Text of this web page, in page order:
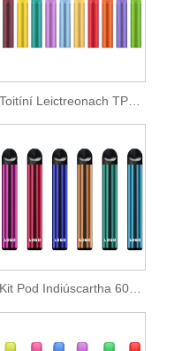
Kit Pod Indiúscartha 600 clúimh de E-leacht 2ml